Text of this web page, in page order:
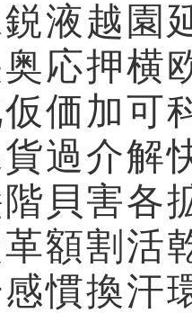
鋭液越 園
奥 応押横
仮価加可
貨過介解
階 貝 害各
革額割 活
感慣換汗